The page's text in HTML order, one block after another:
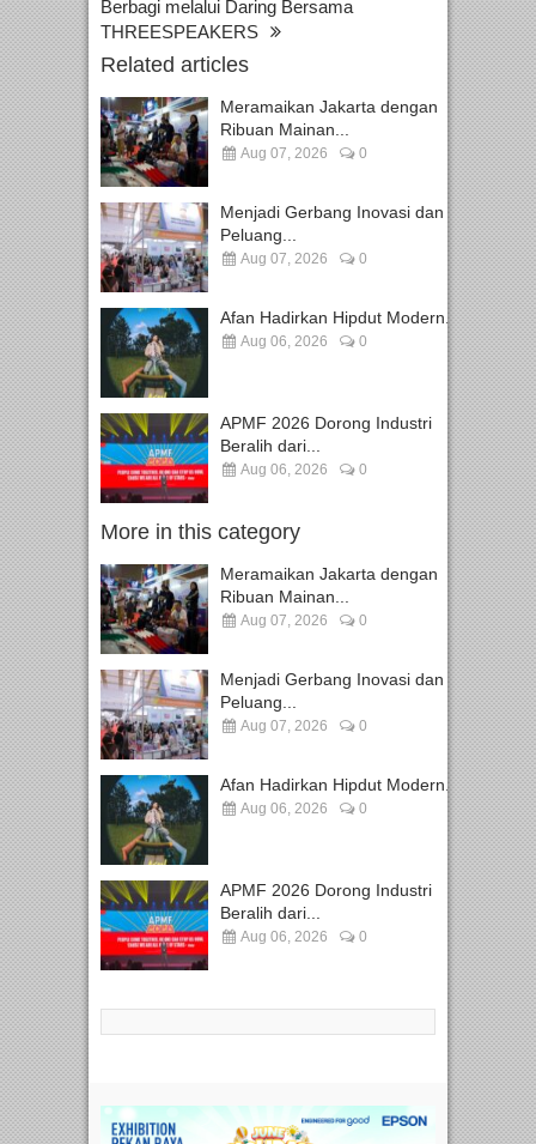
Berbagi melalui Daring Bersama
THREESPEAKERS
Related articles
Meramaikan Jakarta dengan
Ribuan Mainan...
Aug 07, 2026 0
Menjadi Gerbang Inovasi dan
Peluang...
Aug 07, 2026 0
Afan Hadirkan Hipdut Modern...
Aug 06, 2026 0
APMF 2026 Dorong Industri
Beralih dari...
Aug 06, 2026 0
More in this category
Meramaikan Jakarta dengan
Ribuan Mainan...
Aug 07, 2026 0
Menjadi Gerbang Inovasi dan
Peluang...
Aug 07, 2026 0
Afan Hadirkan Hipdut Modern...
Aug 06, 2026 0
APMF 2026 Dorong Industri
Beralih dari...
Aug 06, 2026 0